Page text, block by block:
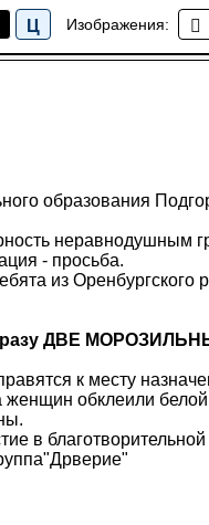
Ц Изображения:
СВО- помощь
образования
неравнодушным
- просьба.
из Оренбургского
ДВЕ
к месту
обклеили
в благотворительной